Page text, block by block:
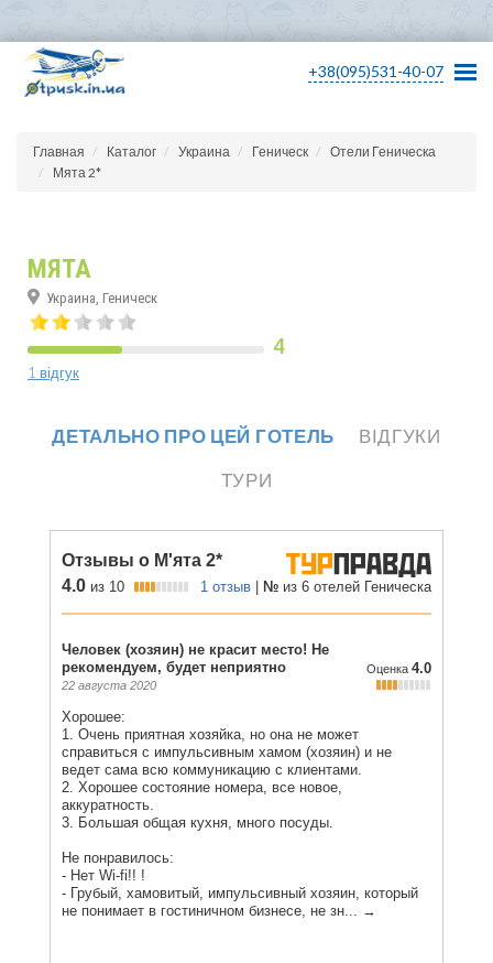
+38(095)531-40-07
Главная Каталог Украина Геническ
Отели Геническа
Мята 2*
МЯТА
Украина, Геническ
4
1 відгук
ДЕТАЛЬНО ПРО ЦЕЙ ГОТЕЛЬ
ВІДГУКИ
ТУРИ